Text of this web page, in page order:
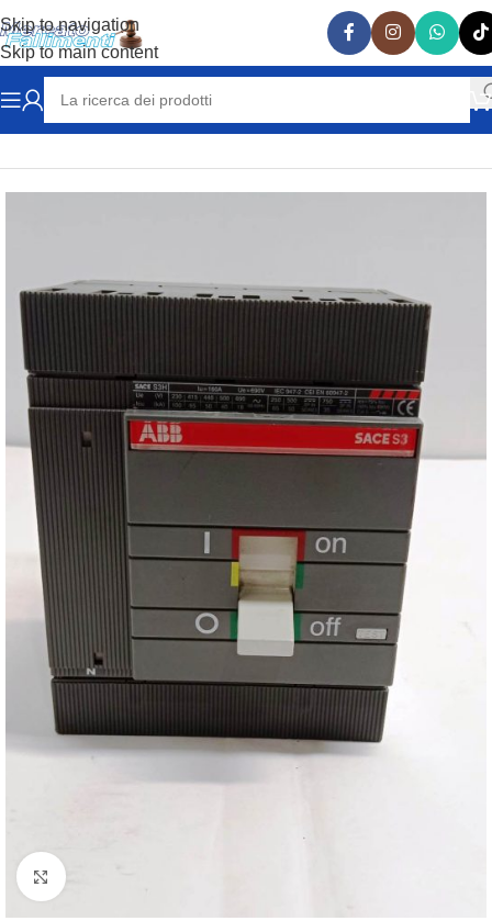
Skip to navigation
Skip to main content
Home ELETTRICITA' INTERRUTTORI